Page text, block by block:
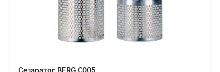
Сепаратор BERG С005